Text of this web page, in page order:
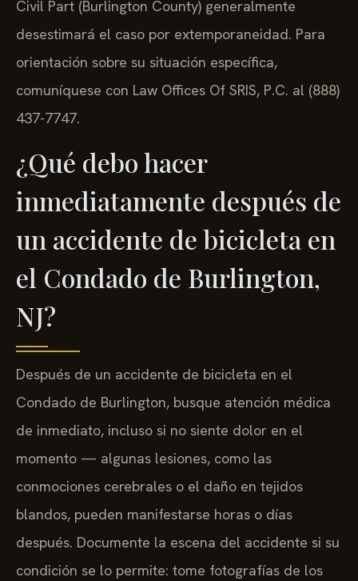
Civil Part (Burlington County) generalmente
desestimará el caso por extemporaneidad. Para
orientación sobre su situación específica,
comuníquese con Law Offices Of SRIS, P.C. al (888)
437-7747.
¿Qué debo hacer
inmediatamente después de
un accidente de bicicleta en
el Condado de Burlington,
NJ?
Después de un accidente de bicicleta en el
Condado de Burlington, busque atención médica
de inmediato, incluso si no siente dolor en el
momento — algunas lesiones, como las
conmociones cerebrales o el daño en tejidos
blandos, pueden manifestarse horas o días
después. Documente la escena del accidente si su
condición se lo permite: tome fotografías de los